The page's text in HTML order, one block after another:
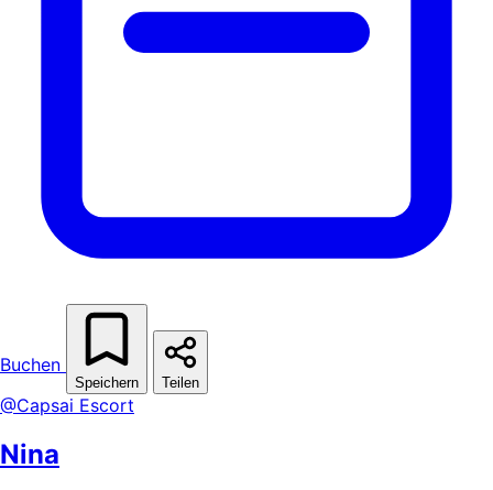
Buchen
Speichern Teilen
@Capsai Escort
Nina